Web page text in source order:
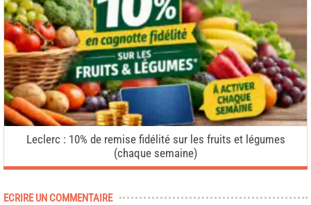
Leclerc : 10% de remise fidélité sur les fruits et légumes
(chaque semaine)
ECRIRE UN COMMENTAIRE